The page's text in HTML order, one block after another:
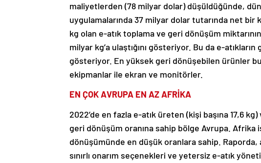
maliyetlerden (78 milyar dolar) düşüldüğünde,
uygulamalarında 37 milyar dolar tutarında net bir
kg olan e-atık toplama ve geri dönüşüm
milyar kg’a ulaştığını gösteriyor. Bu da e-atıkların
gösteriyor. En yüksek geri dönüşebilen ürünler
ekipmanlar ile ekran ve monitörler.
EN ÇOK AVRUPA EN AZ AFRİKA
2022’de en fazla e-atık üreten (kişi başına 17,6
geri dönüşüm oranına sahip bölge Avrupa.
dönüşümünde en düşük oranlara sahip.
sınırlı onarım seçenekleri ve yetersiz e-atık